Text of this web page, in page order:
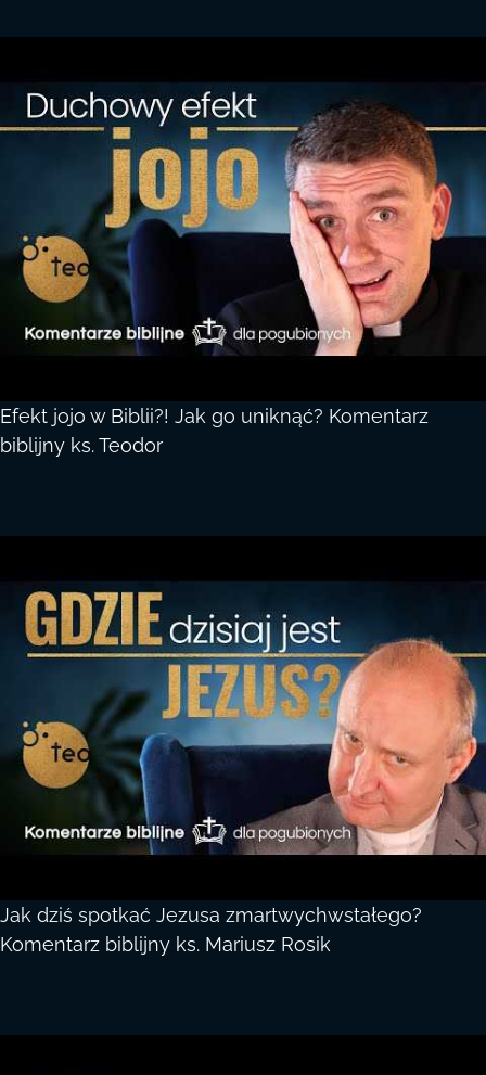
Efekt jojo w Biblii?! Jak go uniknąć? Komentarz
biblijny ks. Teodor
Jak dziś spotkać Jezusa zmartwychwstałego?
Komentarz biblijny ks. Mariusz Rosik